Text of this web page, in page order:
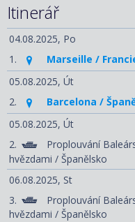
Itinerář
04.08.2025, Po
1.
Marseille /
05.08.2025, Út
2.
Barcelona /
05.08.2025, Út
2.
Proplouvání
hvězdami / Španělsko
06.08.2025, St
3.
Proplouvání
hvězdami / Španělsko